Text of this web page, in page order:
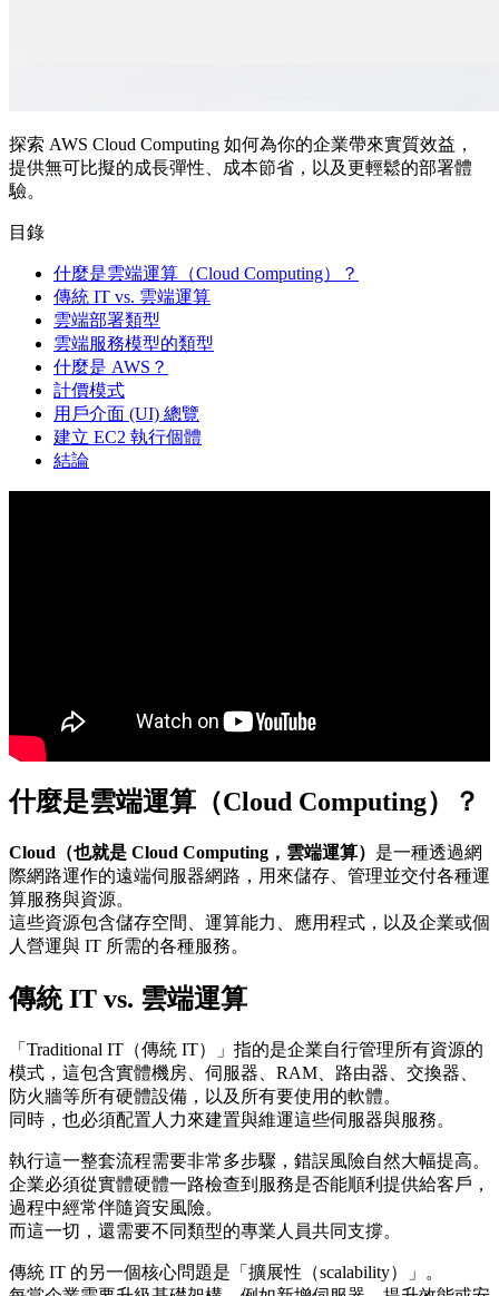
探索 AWS Cloud Computing 如何為你的企業帶來實質效益，
提供無可比擬的成長彈性、成本節省，以及更輕鬆的部署體
驗。
目錄
什麼是雲端運算（Cloud Computing）？
傳統 IT vs. 雲端運算
雲端部署類型
雲端服務模型的類型
什麼是 AWS？
計價模式
用戶介面 (UI) 總覽
建立 EC2 執行個體
結論
什麼是雲端運算 （Cloud Computing）？
Cloud（也就是 Cloud Computing，雲端運算） 是一種透過網
際網路運作的遠端伺服器網路，用來儲存、管理並交付各種運
算服務與資源。
這些資源包含儲存空間、運算能力、應用程式，以及企業或個
人營運與 IT 所需的各種服務。
傳統 IT vs. 雲端運算
「Traditional IT（傳統 IT）」指的是企業自行管理所有資源的
模式，這包含實體機房、伺服器、RAM、路由器、交換器、
防火牆等所有硬體設備，以及所有要使用的軟體。
同時，也必須配置人力來建置與維運這些伺服器與服務。
執行這一整套流程需要非常多步驟，錯誤風險自然大幅提高。
企業必須從實體硬體一路檢查到服務是否能順利提供給客戶，
過程中經常伴隨資安風險。
而這一切，還需要不同類型的專業人員共同支撐。
傳統 IT 的另一個核心問題是「擴展性（scalability）」。